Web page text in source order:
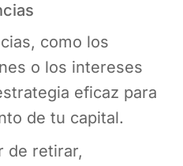
como los
o los intereses
eficaz para
de tu capital.
de retirar,